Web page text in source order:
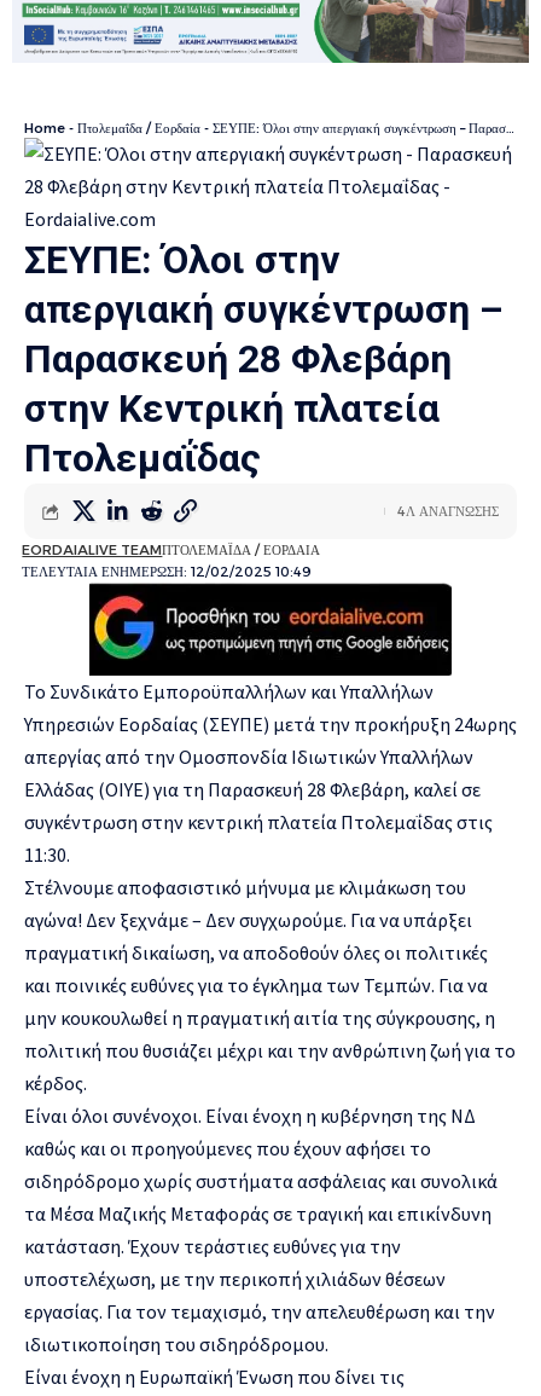
Home - Πτολεμαΐδα / Εορδαία - ΣΕΥΠΕ: Όλοι στην απεργιακή συγκέντρωση – Παρασκευή 28 Φλεβάρη στην Κεντρική πλατεία Πτολεμαΐδας
ΣΕΥΠΕ: Όλοι στην
απεργιακή συγκέντρωση –
Παρασκευή 28 Φλεβάρη
στην Κεντρική πλατεία
Πτολεμαΐδας
ΤΕΛΕΥΤΑΙΑ ΕΝΗΜΕΡΩΣΗ: 12/02/2025 10:49
EORDAIALIVE TEAMΠΤΟΛΕΜΑΪΔΑ / ΕΟΡΔΑΙΑ
4Λ ΑΝΑΓΝΩΣΗΣ
Το Συνδικάτο Εμποροϋπαλλήλων και Υπαλλήλων
Υπηρεσιών Εορδαίας (ΣΕΥΠΕ) μετά την προκήρυξη 24ωρης
απεργίας από την Ομοσπονδία Ιδιωτικών Υπαλλήλων
Ελλάδας (ΟΙΥΕ) για τη Παρασκευή 28 Φλεβάρη, καλεί σε
συγκέντρωση στην κεντρική πλατεία Πτολεμαΐδας στις
11:30.
Στέλνουμε αποφασιστικό μήνυμα με κλιμάκωση του
αγώνα! Δεν ξεχνάμε – Δεν συγχωρούμε. Για να υπάρξει
πραγματική δικαίωση, να αποδοθούν όλες οι πολιτικές
και ποινικές ευθύνες για το έγκλημα των Τεμπών. Για να
μην κουκουλωθεί η πραγματική αιτία της σύγκρουσης, η
πολιτική που θυσιάζει μέχρι και την ανθρώπινη ζωή για το
κέρδος.
Είναι όλοι συνένοχοι. Είναι ένοχη η κυβέρνηση της ΝΔ
καθώς και οι προηγούμενες που έχουν αφήσει το
σιδηρόδρομο χωρίς συστήματα ασφάλειας και συνολικά
τα Μέσα Μαζικής Μεταφοράς σε τραγική και επικίνδυνη
κατάσταση. Έχουν τεράστιες ευθύνες για την
υποστελέχωση, με την περικοπή χιλιάδων θέσεων
εργασίας. Για τον τεμαχισμό, την απελευθέρωση και την
ιδιωτικοποίηση του σιδηρόδρομου.
Είναι ένοχη η Ευρωπαϊκή Ένωση που δίνει τις